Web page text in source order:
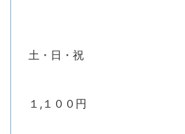
土・日・祝
１,１００円